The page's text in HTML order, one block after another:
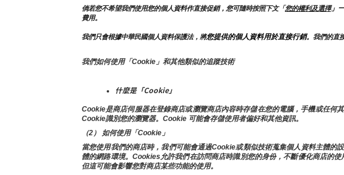
倘若您不希望我們使用您的個人資料作直接促銷，您可隨時按照下文「您的權利及選擇」
費用。
我們只會根據中華民國個人資料保護法，將您提供的個人資料用於直接行銷。我們的直
我們如何使用「Cookie」和其他類似的追蹤技術
什麼是「Cookie」
Cookie是商店伺服器在登錄商店或瀏覽商店內容時存儲在您的電腦，手機或任何
Cookie識別您的瀏覽器。Cookie 可能會存儲使用者偏好和其他資訊。
（2） 如何使用「Cookie」
當您使用我們的商店時，我們可能會通過Cookie或類似技術蒐集個人資料主體
體的網路環境。Cookies允許我們在訪問商店時識別您的身份，不斷優化商店的
但這可能會影響您對商店某些功能的使用。